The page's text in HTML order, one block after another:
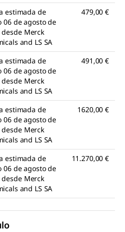
estimada de
06 de agosto de
desde Merck
and LS SA
479,00 €
estimada de
06 de agosto de
desde Merck
and LS SA
491,00 €
estimada de
06 de agosto de
desde Merck
and LS SA
1620,00 €
estimada de
06 de agosto de
desde Merck
and LS SA
11.270,00 €